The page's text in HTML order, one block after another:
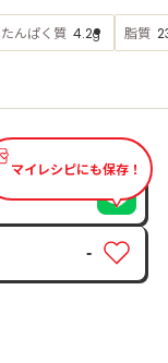
たんぱく質 4.2g 脂質
マイレシピにも保存！
-